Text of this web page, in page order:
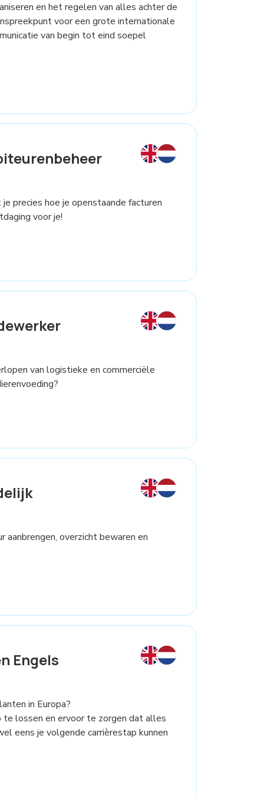
en het regelen van alles achter de
voor een grote internationale
van begin tot eind soepel
precies hoe je openstaande facturen
voor je!
van logistieke en commerciële
overzicht bewaren en
Engels
in Europa?
lossen en ervoor te zorgen dat alles
eens je volgende carrièrestap kunnen